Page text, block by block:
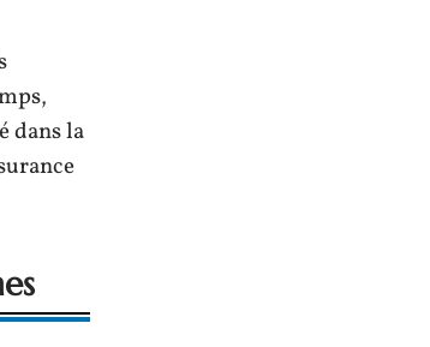
dans la